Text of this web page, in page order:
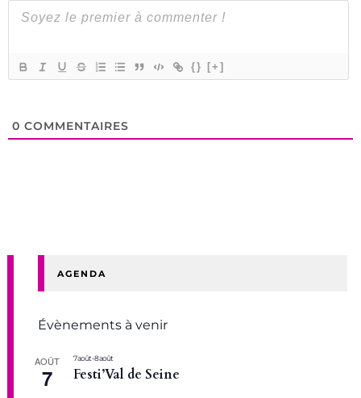
{} [+]
0 COMMENTAIRES
AGENDA
Évènements à venir
AOÛT
7
7 août-8 août
Festi’Val de Seine